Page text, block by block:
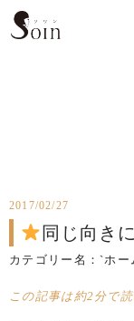
2017/02/27
同じ向き
カテゴリー名： `ホー
この記事は約2分で読